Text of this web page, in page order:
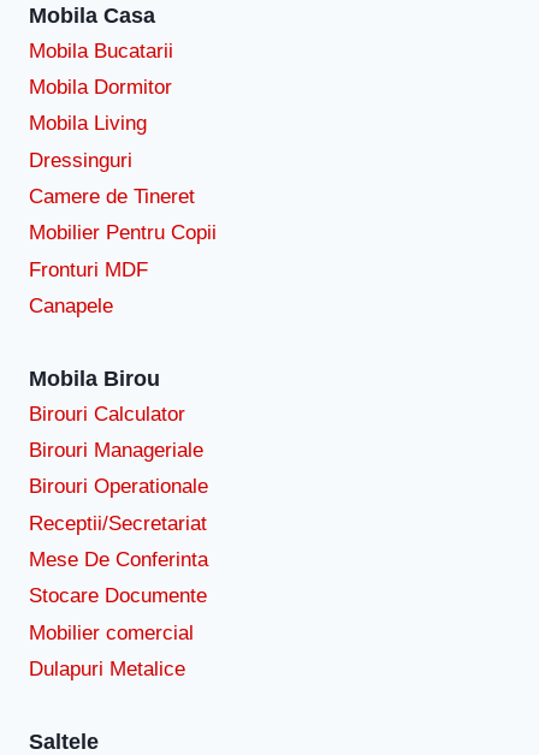
Mobila Casa
Mobila Bucatarii
Mobila Dormitor
Mobila Living
Dressinguri
Camere de Tineret
Mobilier Pentru Copii
Fronturi MDF
Canapele
Mobila Birou
Birouri Calculator
Birouri Manageriale
Birouri Operationale
Receptii/Secretariat
Mese De Conferinta
Stocare Documente
Mobilier comercial
Dulapuri Metalice
Saltele